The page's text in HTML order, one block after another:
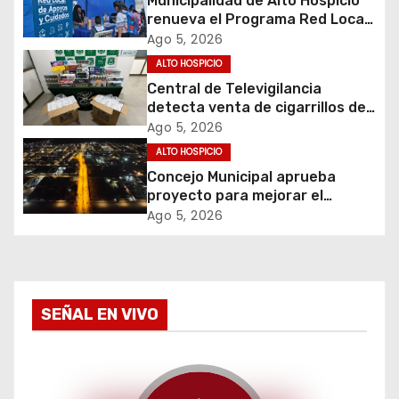
ó
n
d
e
e
n
a
renueva el Programa Red Local
de Apoyos y Cuidados
Ago 5, 2026
ALTO HOSPICIO
Central de Televigilancia
detecta venta de cigarrillos de
contrabando y permite
incautación de más de 3 mil
cajetillas
Ago 5, 2026
ALTO HOSPICIO
Concejo Municipal aprueba
proyecto para mejorar el
alumbrado público del sector El
Ago 5, 2026
SEÑAL EN VIVO